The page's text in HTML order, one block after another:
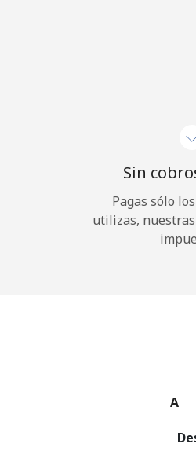
Sin
Pagas sólo
utilizas,
A